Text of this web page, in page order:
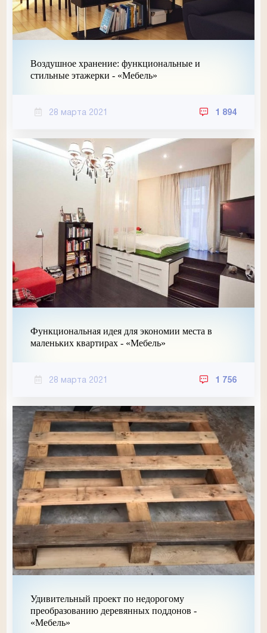
Воздушное хранение: функциональные и
стильные этажерки - «Мебель»
28 марта 2021 1 894
Функциональная идея для экономии места в
маленьких квартирах - «Мебель»
28 марта 2021 1 756
Удивительный проект по недорогому
преобразованию деревянных поддонов -
«Мебель»